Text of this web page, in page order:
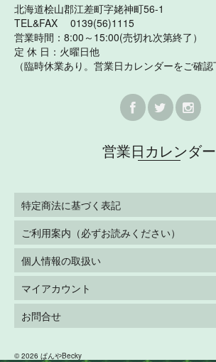
北海道桧山郡江差町字姥神町56-1
TEL&FAX 0139(56)1115
営業時間：8:00～15:00(売切れ次第終了）
定 休 日：火曜日他
（臨時休業あり。営業日カレンダーをご確認
営業日カレンダー
特定商法に基づく表記
ご利用案内（必ずお読みください）
個人情報の取扱い
マイアカウント
お問合せ
© 2026 ぱんやBecky